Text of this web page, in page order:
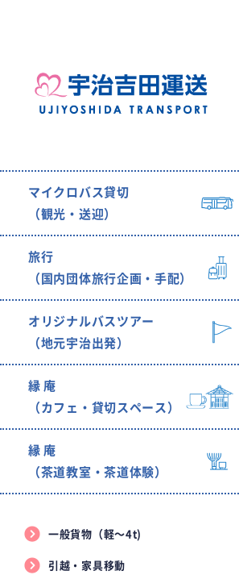
マイクロバス貸切
（観光・送迎）
旅行
（国内団体旅行企画・手配）
オリジナルバスツアー
（地元宇治出発）
縁 庵
（カフェ・貸切スペース）
縁 庵
（茶道教室・茶道体験）
一般貨物（軽〜4t)
引越・家具移動